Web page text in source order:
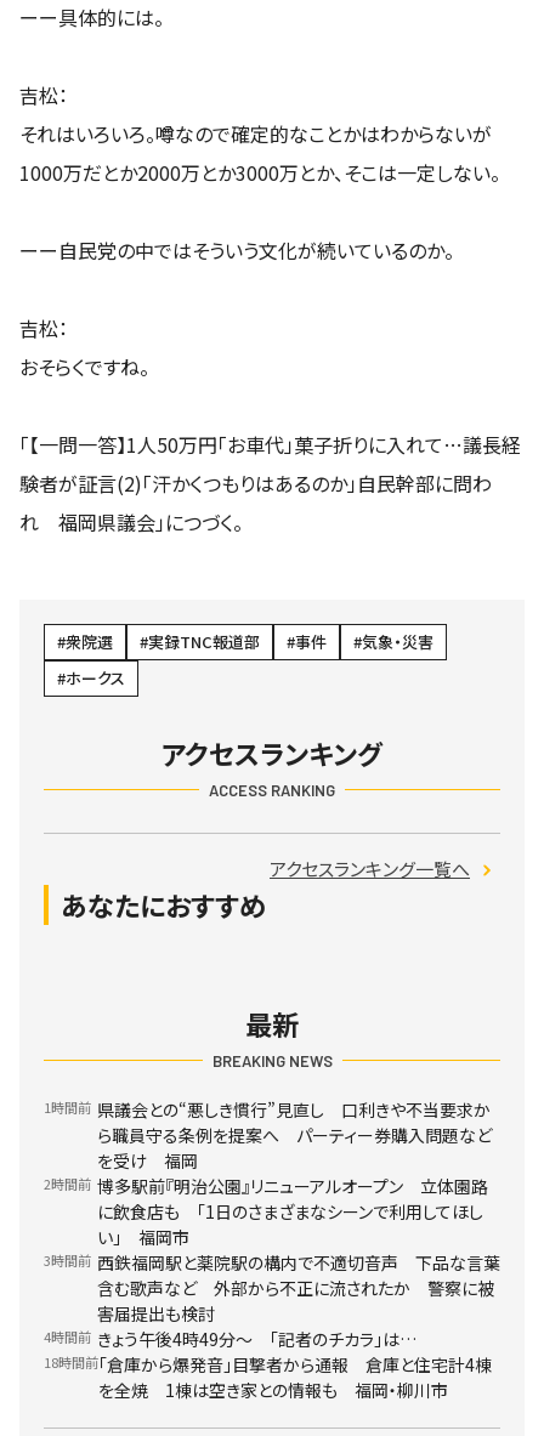
ーー具体的には。
吉松：
それはいろいろ。噂なので確定的なことかはわからないが
1000万だとか2000万とか3000万とか、そこは一定しない。
ーー自民党の中ではそういう文化が続いているのか。
吉松：
おそらくですね。
「【一問一答】1人50万円「お車代」菓子折りに入れて…議長経
験者が証言(2)「汗かくつもりはあるのか」自民幹部に問わ
れ 福岡県議会」につづく。
衆院選 実録TNC報道部 事件
気象・災害
ホークス
アクセスランキング
ACCESS RANKING
アクセスランキング一覧へ
あなたにおすすめ
最新
BREAKING NEWS
1時間前 県議会との“悪しき慣行”見直し 口利きや不当要求か
ら職員守る条例を提案へ パーティー券購入問題など
を受け 福岡
2時間前 博多駅前『明治公園』リニューアルオープン 立体園路
に飲食店も 「1日のさまざまなシーンで利用してほし
い」 福岡市
3時間前 西鉄福岡駅と薬院駅の構内で不適切音声 下品な言葉
含む歌声など 外部から不正に流されたか 警察に被
害届提出も検討
4時間前 きょう午後4時49分～ 「記者のチカラ」は…
18時間前「倉庫から爆発音」目撃者から通報 倉庫と住宅計4棟
を全焼 1棟は空き家との情報も 福岡・柳川市